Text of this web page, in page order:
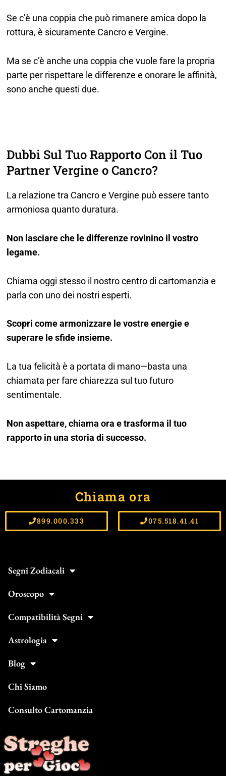
Se c’è una coppia che può rimanere amica dopo la
rottura, è sicuramente Cancro e Vergine.
Ma se c’è anche una coppia che vuole fare la propria
parte per rispettare le differenze e onorare le affinità,
sono anche questi due.
Dubbi Sul Tuo Rapporto Con il Tuo
Partner Vergine o Cancro?
La relazione tra Cancro e Vergine può essere tanto
armoniosa quanto duratura.
Non lasciare che le differenze rovinino il vostro
legame.
Chiama oggi stesso il nostro centro di cartomanzia e
parla con uno dei nostri esperti.
Scopri come armonizzare le vostre energie e
superare le sfide insieme.
La tua felicità è a portata di mano—basta una
chiamata per fare chiarezza sul tuo futuro
sentimentale.
Non aspettare, chiama ora e trasforma il tuo
rapporto in una storia di successo.
Chiama ora
899.000.333 075.518.41.41
Segni Zodiacali
Oroscopo
Compatibilità Segni
Astrologia
Blog
Chi Siamo
Consulto Cartomanzia